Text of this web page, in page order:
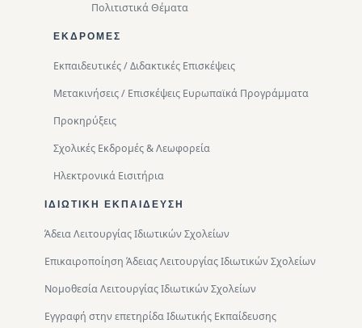
Πολιτιστικά Θέματα
ΕΚΔΡΟΜΈΣ
Εκπαιδευτικές / Διδακτικές Επισκέψεις
Μετακινήσεις / Επισκέψεις Ευρωπαϊκά Προγράμματα
Προκηρύξεις
Σχολικές Εκδρομές & Λεωφορεία
Ηλεκτρονικά Εισιτήρια
ΙΔΙΩΤΙΚΉ ΕΚΠΑΊΔΕΥΣΗ
Άδεια Λειτουργίας Ιδιωτικών Σχολείων
Επικαιροποίηση Άδειας Λειτουργίας Ιδιωτικών Σχολείων
Νομοθεσία Λειτουργίας Ιδιωτικών Σχολείων
Εγγραφή στην επετηρίδα Ιδιωτικής Εκπαίδευσης